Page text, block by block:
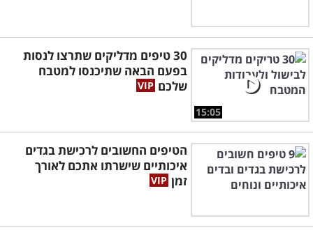
15:05
30 טיפים מדליקים שתרצו לנסות
בפעם הבאה שתיכנסו למטבח
שלכם
הטיפים החשובים לרכישת בגדים
איכותיים שישרתו אתכם לאורך
זמן